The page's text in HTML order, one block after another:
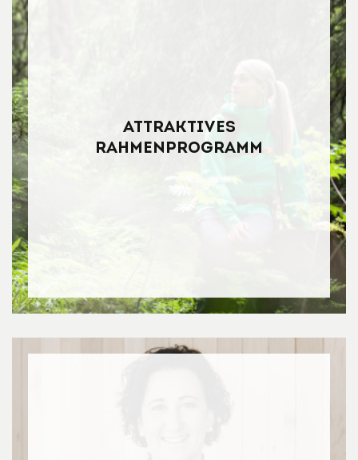
Attraktives
Rahmenprogramm